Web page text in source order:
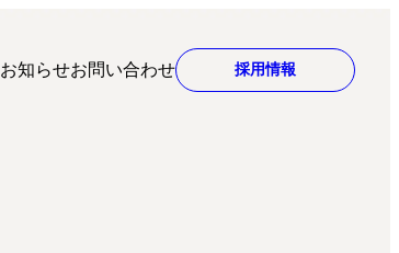
お知らせお問い合わせ 採用情報